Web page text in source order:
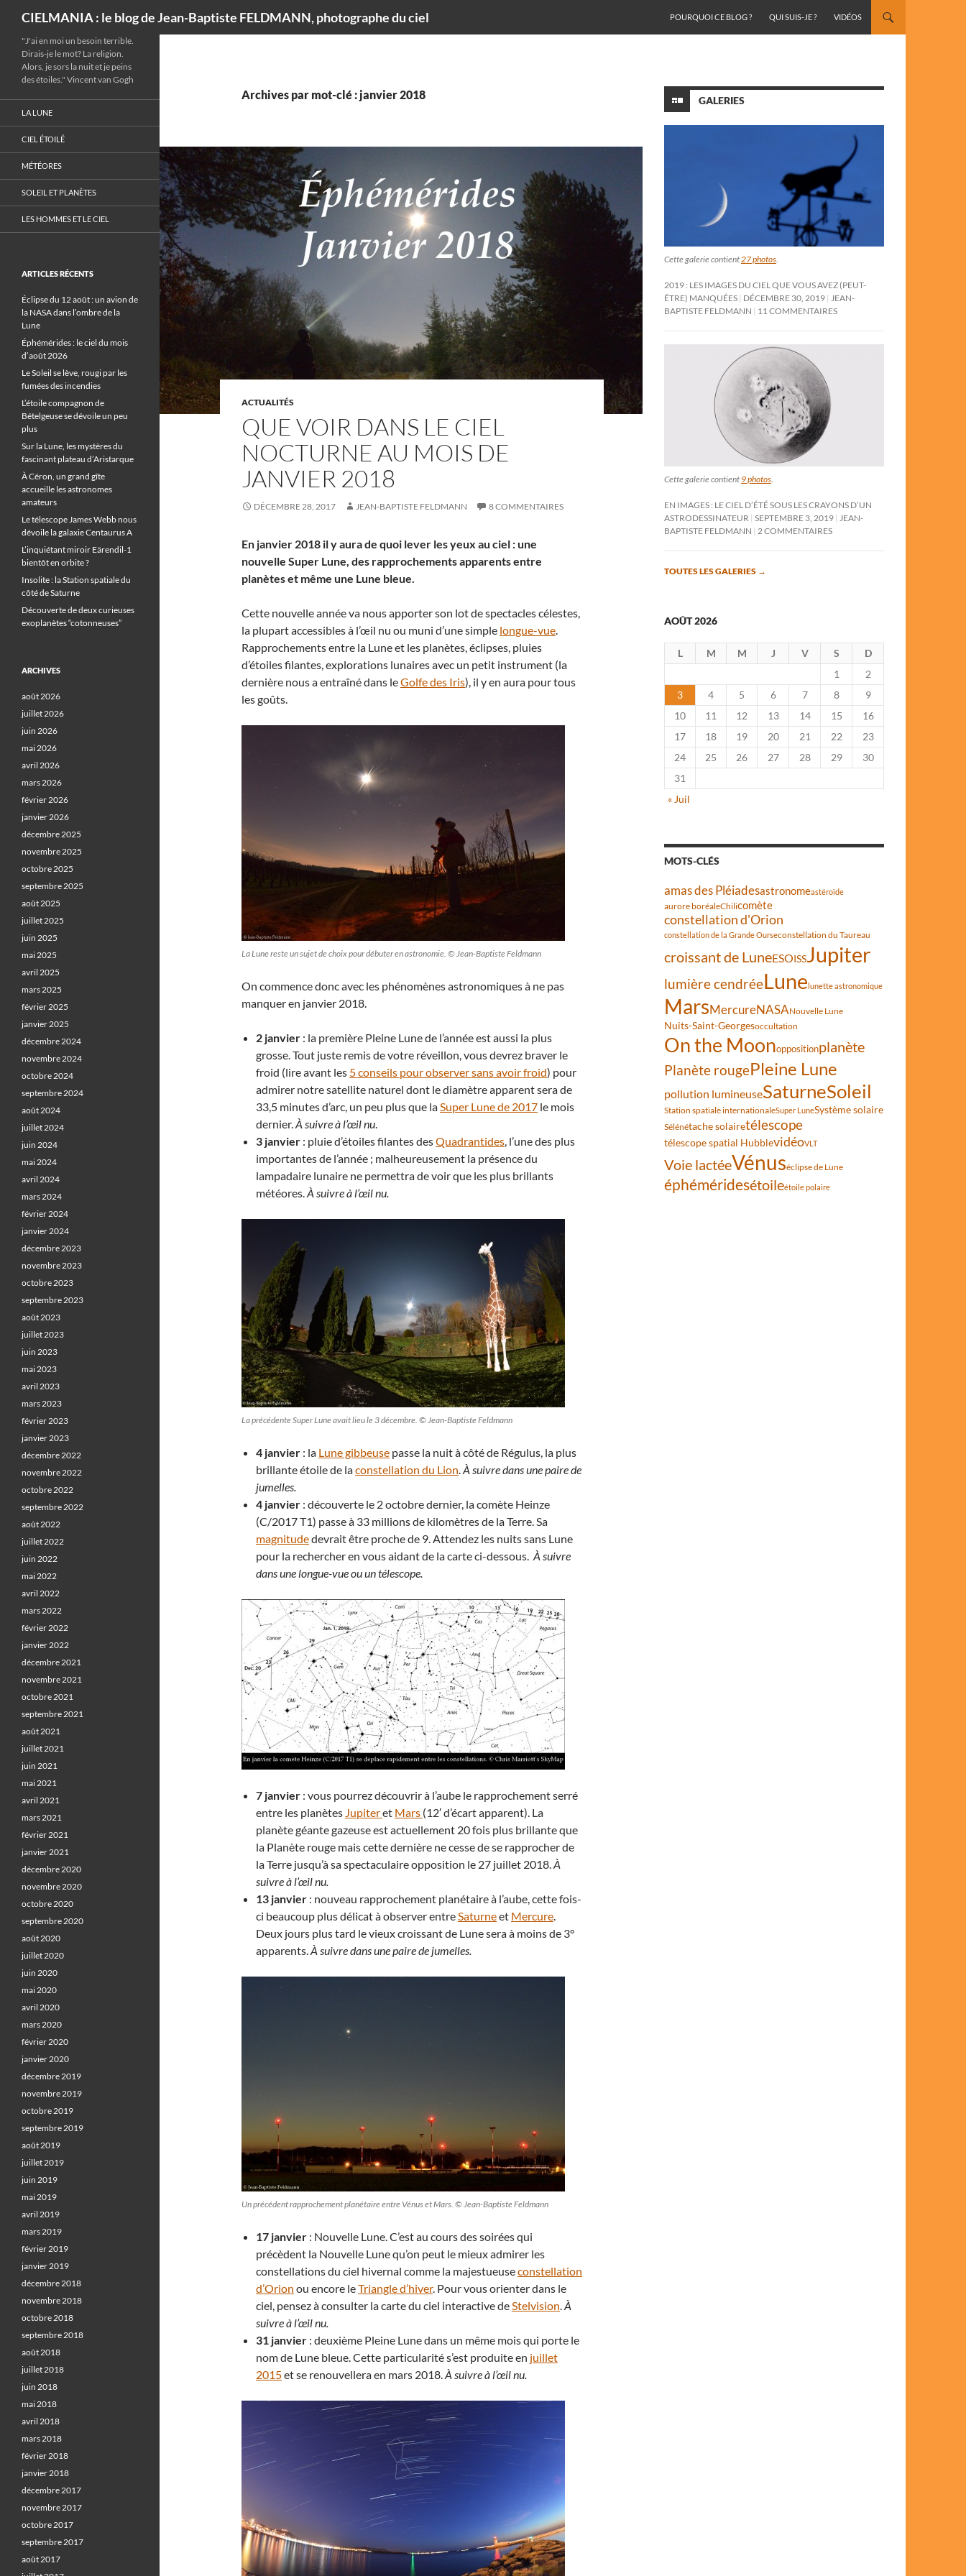
CIELMANIA : le blog de Jean-Baptiste FELDMANN, photographe du ciel
POURQUOI CE BLOG ?
QUI SUIS-JE ? VIDÉOS
Archives par mot-clé : janvier 2018
ACTUALITÉS
QUE VOIR DANS LE CIEL
NOCTURNE AU MOIS DE
JANVIER 2018
DÉCEMBRE 28, 2017 JEAN-BAPTISTE FELDMANN 8 COMMENTAIRES
En janvier 2018 il y aura de quoi lever les yeux au ciel : une
nouvelle Super Lune, des rapprochements apparents entre
planètes et même une Lune bleue.
Cette nouvelle année va nous apporter son lot de spectacles célestes,
la plupart accessibles à l’œil nu ou muni d’une simple longue-vue.
Rapprochements entre la Lune et les planètes, éclipses, pluies
d’étoiles filantes, explorations lunaires avec un petit instrument (la
dernière nous a entraîné dans leGolfe des Iris), il y en aura pour tous
les goûts.
La Lune reste un sujet de choix pour débuter en astronomie. © Jean-Baptiste Feldmann
On commence donc avec les phénomènes astronomiques à ne pas
manquer en janvier 2018.
2 janvier : la première Pleine Lune de l’année est aussi la plus
grosse. Tout juste remis de votre réveillon, vous devrez braver le
froid (lire avant les 5 conseils pour observer sans avoir froid) pour
admirer notre satellite naturel dont le diamètre apparent sera de
33,5 minutes d’arc, un peu plus que laSuper Lune de 2017 le mois
dernier.À suivre à l’œil nu.
3 janvier : pluie d’étoiles filantes desQuadrantides, l’une des plus
importantes de l’année ; malheureusement la présence du
lampadaire lunaire ne permettra de voir que les plus brillants
météores.À suivre à l’œil nu.
La précédente Super Lune avait lieu le 3 décembre. © Jean-Baptiste Feldmann
4 janvier : la Lune gibbeuse passe la nuit à côté de Régulus, la plus
brillante étoile de laconstellation du Lion.À suivre dans une paire de
jumelles.
4 janvier : découverte le 2 octobre dernier, la comète Heinze
(C/2017 T1) passe à 33 millions de kilomètres de la Terre. Sa
magnitudedevrait être proche de 9. Attendez les nuits sans Lune
pour la rechercher en vous aidant de la carte ci-dessous. À suivre
dans une longue-vue ou un télescope.
7 janvier : vous pourrez découvrir à l’aube le rapprochement serré
entre les planètes Jupiteret Mars (12′ d’écart apparent). La
planète géante gazeuse est actuellement 20 fois plus brillante que
la Planète rouge mais cette dernière ne cesse de se rapprocher de
la Terre jusqu’à sa spectaculaire opposition le 27 juillet 2018.À
suivre à l’œil nu.
13 janvier : nouveau rapprochement planétaire à l’aube, cette fois-
ci beaucoup plus délicat à observer entreSaturneet Mercure.
Deux jours plus tard le vieux croissant de Lune sera à moins de 3°
apparents.À suivre dans une paire de jumelles.
Un précédent rapprochement planétaire entre Vénus et Mars. © Jean-Baptiste Feldmann
17 janvier : Nouvelle Lune. C’est au cours des soirées qui
précèdent la Nouvelle Lune qu’on peut le mieux admirer les
constellations du ciel hivernal comme la majestueuseconstellation
d’Orion ou encore leTriangle d’hiver. Pour vous orienter dans le
ciel, pensez à consulter la carte du ciel interactive deStelvision.À
suivre à l’œil nu.
31 janvier : deuxième Pleine Lune dans un même mois qui porte le
nom de Lune bleue. Cette particularité s’est produite en juillet
2015et se renouvellera en mars 2018.À suivre à l’œil nu.
GALERIES
Cette galerie contient27 photos.
2019 : LES IMAGES DU CIEL QUE VOUS AVEZ (PEUT-
ÊTRE) MANQUÉES DÉCEMBRE 30, 2019 JEAN-
BAPTISTE FELDMANN
11 COMMENTAIRES
Cette galerie contient 9 photos
EN IMAGES : LE CIEL D’ÉTÉ SOUS LES CRAYONS D’UN
ASTRODESSINATEUR SEPTEMBRE 3, 2019
JEAN-
BAPTISTE FELDMANN
2 COMMENTAIRES
TOUTES LES GALERIES →
AOÛT 2026
L M M J V S
D
1
2
3
4 5 6 7 8
9
10
11 12 13 14 15
16
17
18 19 20 21 22
23
24
25 26 27 28 29
30
31
« Juil
MOTS-CLÉS
amas des Pléiadesastronomeastéroïde
aurore boréaleChilicomète
constellation d'Orion
constellation de la Grande Ourseconstellation du Taureau
croissant de LuneESOISSJupiter
lumière cendréeLunelunette astronomique
MarsMercureNASANouvelle Lune
Nuits-Saint-Georgesoccultation
On the Moonoppositionplanète
Planète rougePleine Lune
pollution lumineuseSaturneSoleil
Station spatiale internationaleSuper LuneSystème solaire
Sélénétache solairetélescope
télescope spatial HubblevidéoVLT
Voie lactéeVénuséclipse de Lune
éphéméridesétoileétoile polaire
"J'ai en moi un besoin terrible.
Dirais-je le mot? La religion.
Alors, je sors la nuit et je peins
des étoiles." Vincent van Gogh
LA LUNE
CIEL ÉTOILÉ
MÉTÉORES
SOLEIL ET PLANÈTES
LES HOMMES ET LE CIEL
ARTICLES RÉCENTS
Éclipse du 12 août : un avion de
la NASA dans l’ombre de la
Lune
Éphémérides : le ciel du mois
d’août 2026
Le Soleil se lève, rougi par les
fumées des incendies
L’étoile compagnon de
Bételgeuse se dévoile un peu
plus
Sur la Lune, les mystères du
fascinant plateau d’Aristarque
À Céron, un grand gîte
accueille les astronomes
amateurs
Le télescope James Webb nous
dévoile la galaxie Centaurus A
L’inquiétant miroir Eärendil-1
bientôt en orbite ?
Insolite : la Station spatiale du
côté de Saturne
Découverte de deux curieuses
exoplanètes “cotonneuses”
ARCHIVES
août 2026
juillet 2026
juin 2026
mai 2026
avril 2026
mars 2026
février 2026
janvier 2026
décembre 2025
novembre 2025
octobre 2025
septembre 2025
août 2025
juillet 2025
juin 2025
mai 2025
avril 2025
mars 2025
février 2025
janvier 2025
décembre 2024
novembre 2024
octobre 2024
septembre 2024
août 2024
juillet 2024
juin 2024
mai 2024
avril 2024
mars 2024
février 2024
janvier 2024
décembre 2023
novembre 2023
octobre 2023
septembre 2023
août 2023
juillet 2023
juin 2023
mai 2023
avril 2023
mars 2023
février 2023
janvier 2023
décembre 2022
novembre 2022
octobre 2022
septembre 2022
août 2022
juillet 2022
juin 2022
mai 2022
avril 2022
mars 2022
février 2022
janvier 2022
décembre 2021
novembre 2021
octobre 2021
septembre 2021
août 2021
juillet 2021
juin 2021
mai 2021
avril 2021
mars 2021
février 2021
janvier 2021
décembre 2020
novembre 2020
octobre 2020
septembre 2020
août 2020
juillet 2020
juin 2020
mai 2020
avril 2020
mars 2020
février 2020
janvier 2020
décembre 2019
novembre 2019
octobre 2019
septembre 2019
août 2019
juillet 2019
juin 2019
mai 2019
avril 2019
mars 2019
février 2019
janvier 2019
décembre 2018
novembre 2018
octobre 2018
septembre 2018
août 2018
juillet 2018
juin 2018
mai 2018
avril 2018
mars 2018
février 2018
janvier 2018
décembre 2017
novembre 2017
octobre 2017
septembre 2017
août 2017